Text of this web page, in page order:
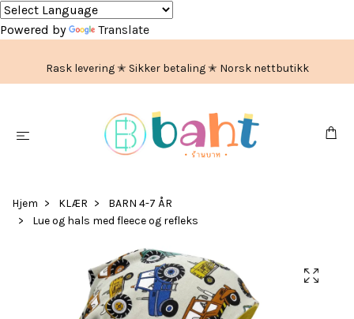
Powered by Translate
Rask levering ✭ Sikker betaling ✭ Norsk nettbutikk
Hjem KLÆR
BARN 4-7 ÅR
Lue og hals med fleece og refleks